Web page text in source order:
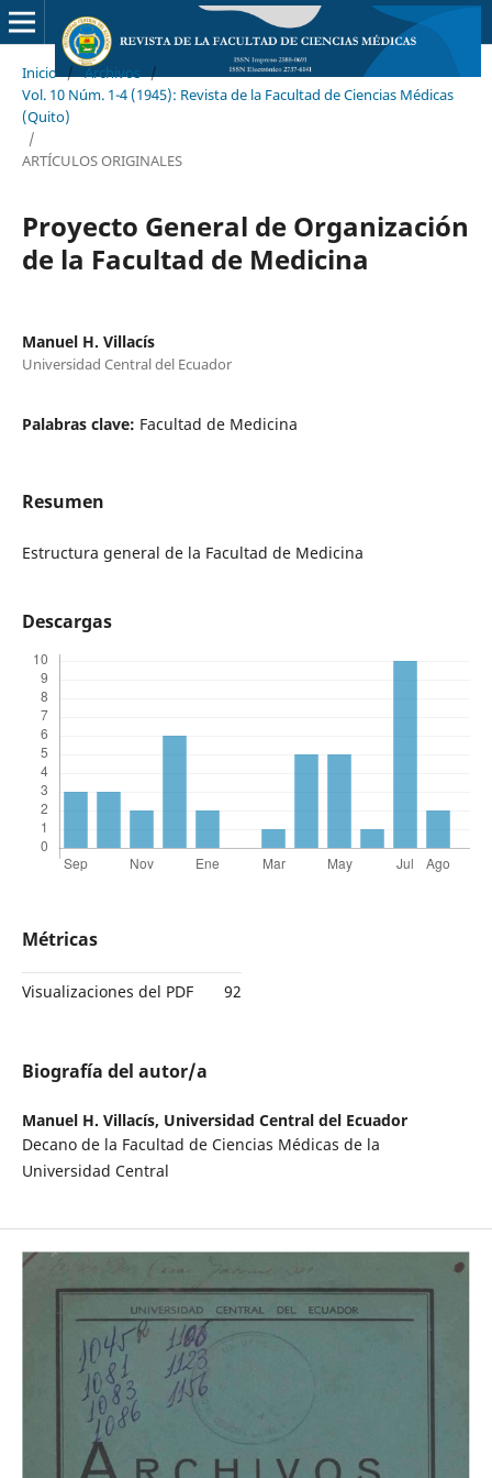
Inicio / Archivos /
Vol. 10 Núm. 1-4 (1945): Revista de la Facultad de Ciencias Médicas
(Quito)
/
ARTÍCULOS ORIGINALES
Proyecto General de Organización
de la Facultad de Medicina
Manuel H. Villacís
Universidad Central del Ecuador
Palabras clave: Facultad de Medicina
Resumen
Estructura general de la Facultad de Medicina
Descargas
Métricas
Visualizaciones del PDF 92
Biografía del autor/a
Manuel H. Villacís, Universidad Central del Ecuador
Decano de la Facultad de Ciencias Médicas de la
Universidad Central